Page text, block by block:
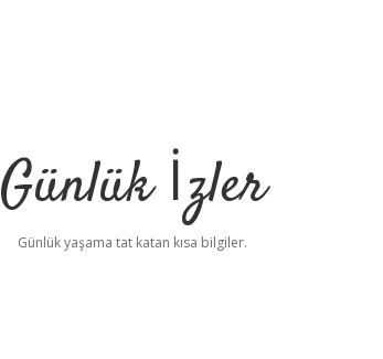
Günlük İzler
Günlük yaşama tat katan kısa bilgiler.